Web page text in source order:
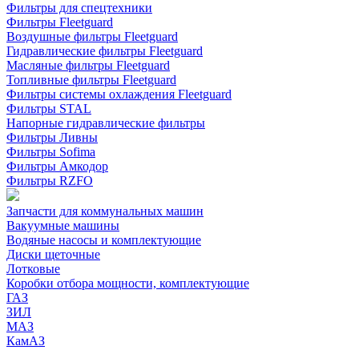
Фильтры для спецтехники
Фильтры Fleetguard
Воздушные фильтры Fleetguard
Гидравлические фильтры Fleetguard
Масляные фильтры Fleetguard
Топливные фильтры Fleetguard
Фильтры системы охлаждения Fleetguard
Фильтры STAL
Напорные гидравлические фильтры
Фильтры Ливны
Фильтры Sofima
Фильтры Амкодор
Фильтры RZFO
Запчасти для коммунальных машин
Вакуумные машины
Водяные насосы и комплектующие
Диски щеточные
Лотковые
Коробки отбора мощности, комплектующие
ГАЗ
ЗИЛ
МАЗ
КамАЗ